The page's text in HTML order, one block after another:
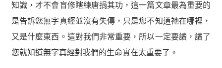
知識，才不會盲修瞎練唐捐其功，這一篇文章最為重要的
是告訴您無字真經並沒有失傳，只是您不知道祂在哪裡，
又是什麼東西。這對我們非常重要，所以一定要讀，讀了
您就知道無字真經對我們的生命實在太重要了。